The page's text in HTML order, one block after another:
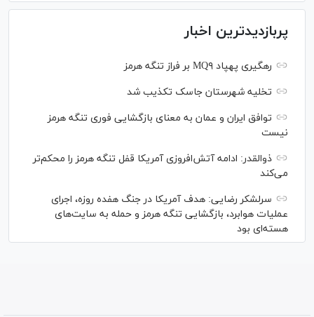
پربازدیدترین اخبار
رهگیری پهپاد MQ۹ بر فراز تنگه هرمز
تخلیه شهرستان جاسک تکذیب شد
توافق ایران و عمان به معنای بازگشایی فوری تنگه هرمز
نیست
ذوالقدر: ادامه آتش‌افروزی آمریکا قفل تنگه هرمز را محکم‌تر
می‌کند
سرلشکر رضایی: هدف آمریکا در جنگ هفده روزه، اجرای
عملیات هوابرد، بازگشایی تنگه هرمز و حمله به سایت‌های
هسته‌ای بود